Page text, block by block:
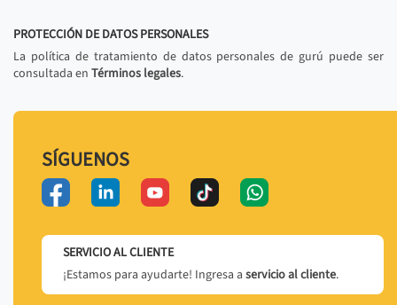
PROTECCIÓN DE DATOS PERSONALES
La política de tratamiento de datos personales de gurú puede ser
consultada en Términos legales.
SÍGUENOS
SERVICIO AL CLIENTE
¡Estamos para ayudarte! Ingresa a servicio al cliente.